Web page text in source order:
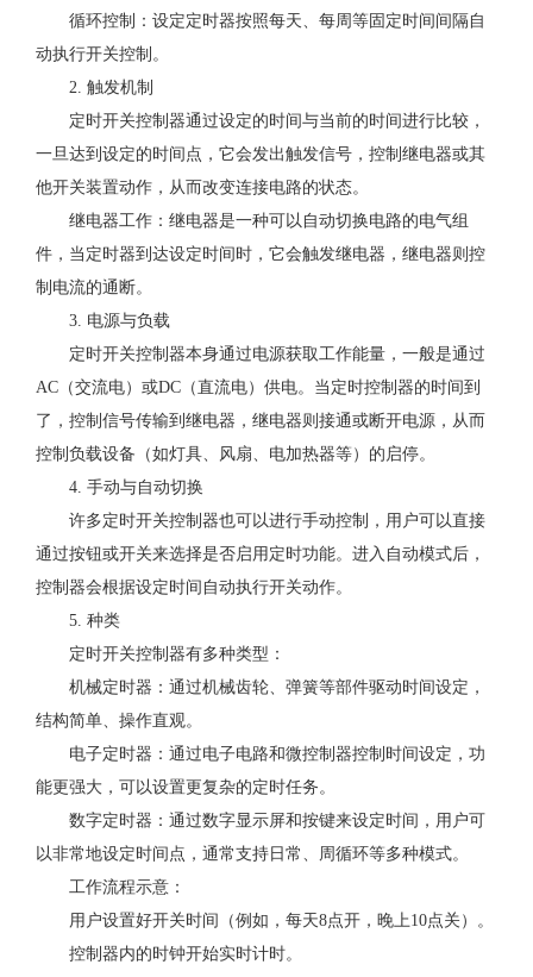
循环控制：设定定时器按照每天、每周等固定时间间隔自
动执行开关控制。
2. 触发机制
定时开关控制器通过设定的时间与当前的时间进行比较，
一旦达到设定的时间点，它会发出触发信号，控制继电器或其
他开关装置动作，从而改变连接电路的状态。
继电器工作：继电器是一种可以自动切换电路的电气组
件，当定时器到达设定时间时，它会触发继电器，继电器则控
制电流的通断。
3. 电源与负载
定时开关控制器本身通过电源获取工作能量，一般是通过
AC（交流电）或DC（直流电）供电。当定时控制器的时间到
了，控制信号传输到继电器，继电器则接通或断开电源，从而
控制负载设备（如灯具、风扇、电加热器等）的启停。
4. 手动与自动切换
许多定时开关控制器也可以进行手动控制，用户可以直接
通过按钮或开关来选择是否启用定时功能。进入自动模式后，
控制器会根据设定时间自动执行开关动作。
5. 种类
定时开关控制器有多种类型：
机械定时器：通过机械齿轮、弹簧等部件驱动时间设定，
结构简单、操作直观。
电子定时器：通过电子电路和微控制器控制时间设定，功
能更强大，可以设置更复杂的定时任务。
数字定时器：通过数字显示屏和按键来设定时间，用户可
以非常地设定时间点，通常支持日常、周循环等多种模式。
工作流程示意：
用户设置好开关时间（例如，每天8点开，晚上10点关）。
控制器内的时钟开始实时计时。